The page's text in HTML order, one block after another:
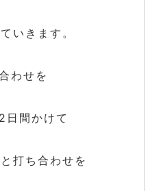
いきます。
わせを
日間かけて
打ち合わせを